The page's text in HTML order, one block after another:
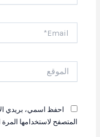
احفظ اسمي، بريدي
المتصفح لاستخدامها